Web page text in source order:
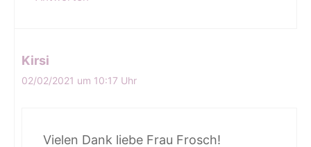
Kirsi
02/02/2021 um 10:17 Uhr
Vielen Dank liebe Frau Frosch!